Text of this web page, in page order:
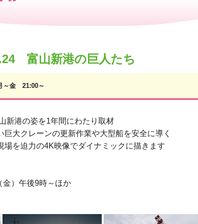
富山新港の巨人たち
金 21:00～
新港の姿を1年間にわたり取材
大クレーンの更新作業や大型船を安全に導く
場を迫力の4K映像でダイナミックに描きます
）午後9時～ほか